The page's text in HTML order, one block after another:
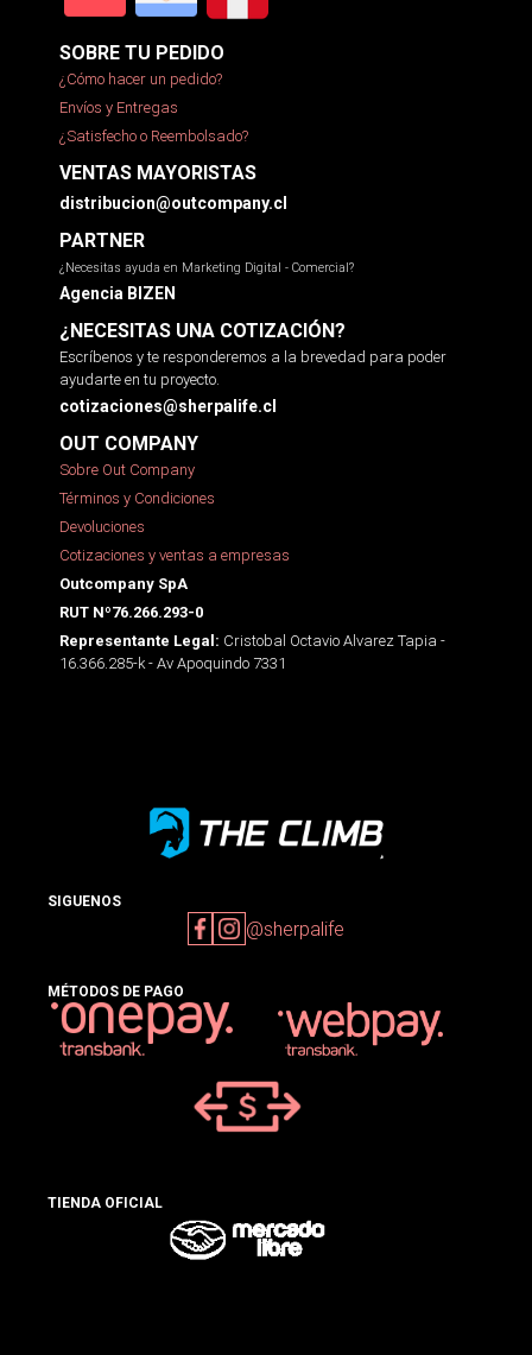
SOBRE TU PEDIDO
¿Cómo hacer un pedido?
Envíos y Entregas
¿Satisfecho o Reembolsado?
VENTAS MAYORISTAS
distribucion@outcompany.cl
PARTNER
¿Necesitas ayuda en Marketing Digital - Comercial?
Agencia BIZEN
¿NECESITAS UNA COTIZACIÓN?
Escríbenos y te responderemos a la brevedad para poder
ayudarte en tu proyecto.
cotizaciones@sherpalife.cl
OUT COMPANY
Sobre Out Company
Términos y Condiciones
Devoluciones
Cotizaciones y ventas a empresas
Outcompany SpA
RUT Nº76.266.293-0
Representante Legal: Cristobal Octavio Alvarez Tapia -
16.366.285-k - Av Apoquindo 7331
SIGUENOS
@sherpalife
MÉTODOS DE PAGO
TIENDA OFICIAL